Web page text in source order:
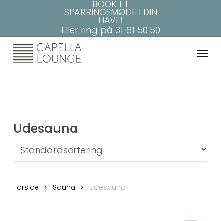
BOOK ET
SPARRINGSMØDE I DIN
HAVE!
Eller ring på 31 61 50 50
Menu
Udesauna
Forside Sauna Udesauna